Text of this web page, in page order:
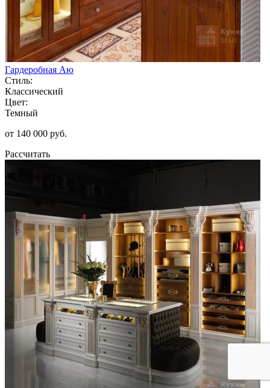
Гардеробная Аю
Стиль:
Классический
Цвет:
Темный
от 140 000 руб.
Рассчитать